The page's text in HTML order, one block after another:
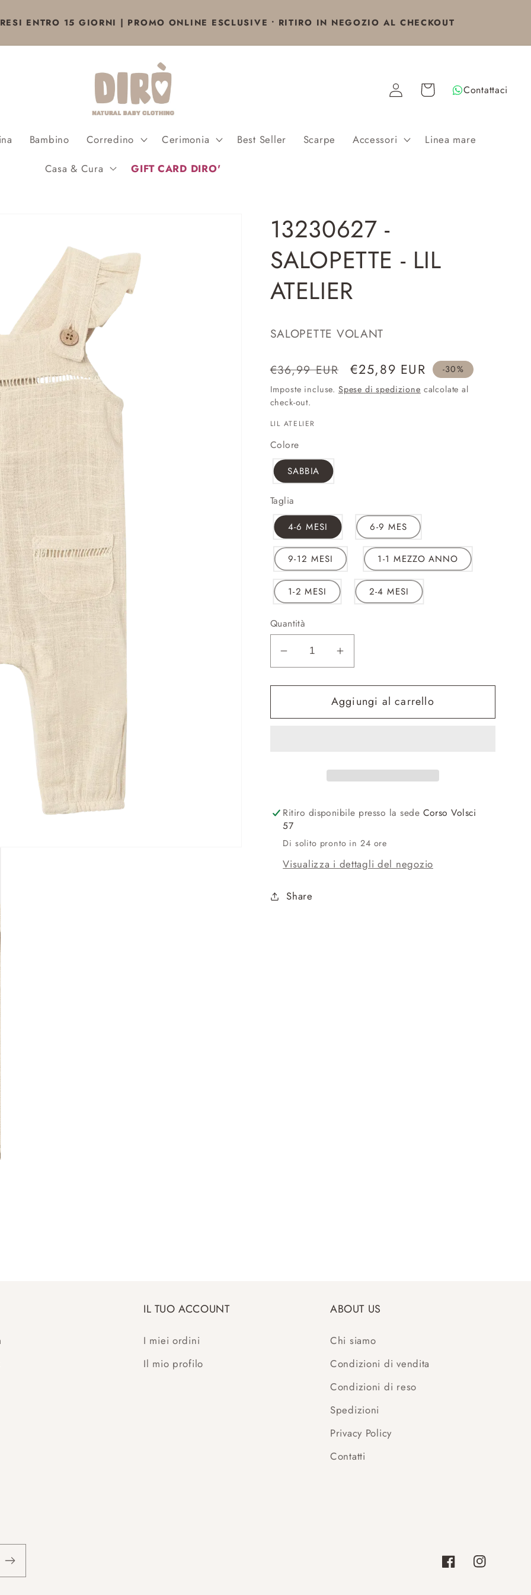
ENTRO 15 GIORNI | PROMO ONLINE ESCLUSIVE • RITIRO IN NEGOZIO AL CHECKOUT
Bambino Corredino Cerimonia Best Seller Scarpe Accessori Linea mare
Casa & Cura GIFT CARD DIRO'
Accedi Carrello Contattaci
13230627 -
SALOPETTE - LIL
ATELIER
SALOPETTE VOLANT
Prezzo
di
listino
€36,99 EUR
Prezzo
scontato
€25,89 EUR
-30%
Imposte incluse. Spese di spedizione calcolate al
check-out.
LIL ATELIER
Colore
SABBIA
Taglia
4-6 MESI 6-9 MES
9-12 MESI 1-1 MEZZO ANNO
1-2 MESI 2-4 MESI
Quantità
Diminuisci
quantità
per
13230627
-
ATELIER
Aumenta
quantità
per
13230627
-
ATELIER
Aggiungi al carrello
Ritiro disponibile presso la sede Corso Volsci
57
Di solito pronto in 24 ore
Visualizza i dettagli del negozio
Share
IL TUO ACCOUNT
I miei ordini
Il mio profilo
ABOUT US
Chi siamo
Condizioni di vendita
Condizioni di reso
Spedizioni
Privacy Policy
Contatti
FacebookInstagram